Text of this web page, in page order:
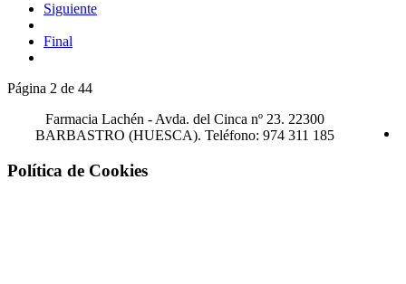
Siguiente
Final
Página 2 de 44
Farmacia Lachén - Avda. del Cinca nº 23. 22300
BARBASTRO (HUESCA). Teléfono: 974 311 185
Política de Cookies